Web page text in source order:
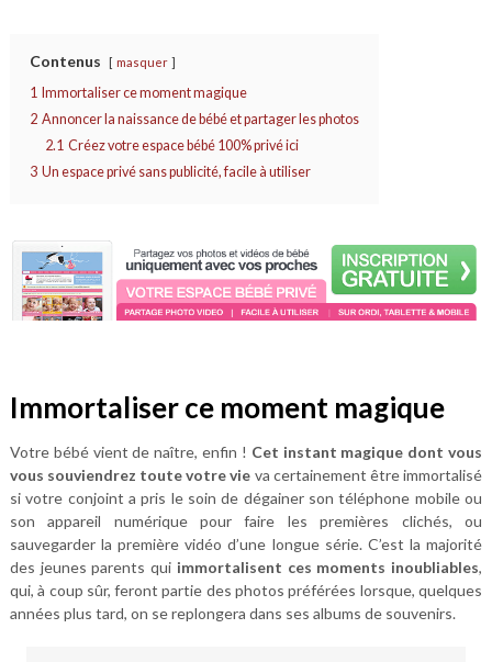
Contenus masquer
1 Immortaliser ce moment magique
2 Annoncer la naissance de bébé et partager les photos
2.1 Créez votre espace bébé 100% privé ici
3 Un espace privé sans publicité, facile à utiliser
Immortaliser ce moment magique
Votre bébé vient de naître, enfin ! Cet instant magique dont vous
vous souviendrez toute votre vie va certainement être immortalisé
si votre conjoint a pris le soin de dégainer son téléphone mobile ou
son appareil numérique pour faire les premières clichés, ou
sauvegarder la première vidéo d’une longue série. C’est la majorité
des jeunes parents qui immortalisent ces moments inoubliables,
qui, à coup sûr, feront partie des photos préférées lorsque, quelques
années plus tard, on se replongera dans ses albums de souvenirs.